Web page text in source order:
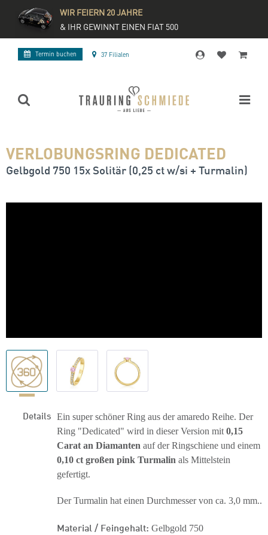
WIR FEIERN 20 JAHRE
& IHR GEWINNT EINEN FIAT 500
Termin buchen 37 Filialen
VERLOBUNGSRING DEDICATED
Gelbgold 750 15x Solitär (0,25 ct w/si + Turmalin)
Details Ein super schöner Ring aus der amaredo Reihe. Der
Ring "Dedicated" wird in dieser Version mit 0,15
Carat an Diamanten auf der Ringschiene und einem
0,10 ct großen pink Turmalin als Mittelstein
gefertigt.
Der Turmalin hat einen Durchmesser von ca. 3,0 mm..
Material / Feingehalt: Gelbgold 750